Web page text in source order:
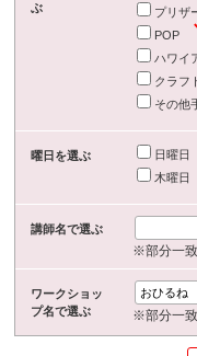
ぶ
プリザ
POP
ハワイ
クラフ
その他
曜日を選ぶ 日曜日
木曜日
講師名で選ぶ
※部分一
ワークショッ
プ名で選ぶ
※部分一